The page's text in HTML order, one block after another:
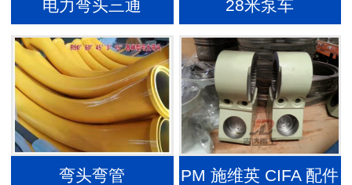
电力弯头三通 28米泵车
弯头弯管 PM 施维英 CIFA 配件